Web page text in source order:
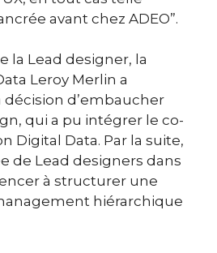
avant chez ADEO”.
la Lead designer, la
Leroy Merlin a
d’embaucher
qui a pu intégrer le co-
Digital Data. Par la suite,
de Lead designers dans
à structurer une
hiérarchique